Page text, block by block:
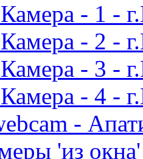
- 1 -
- 2 -
- 3 -
- 4 -
-
'из